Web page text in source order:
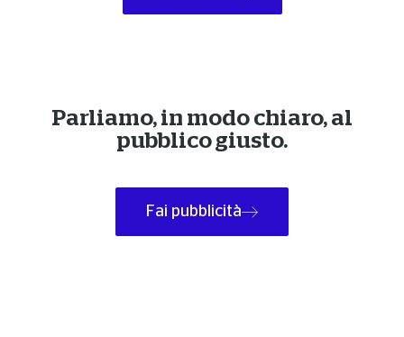
Parliamo, in modo chiaro, al
pubblico giusto.
Fai pubblicità